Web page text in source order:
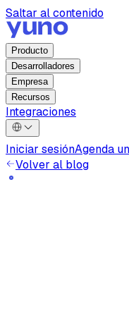
Saltar al contenido
Producto
Desarrolladores
Empresa
Recursos
Integraciones
Iniciar sesiónAgenda
Volver al blog